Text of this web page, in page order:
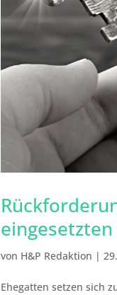
von H&P Redaktion |
Ehegatten setzen sich